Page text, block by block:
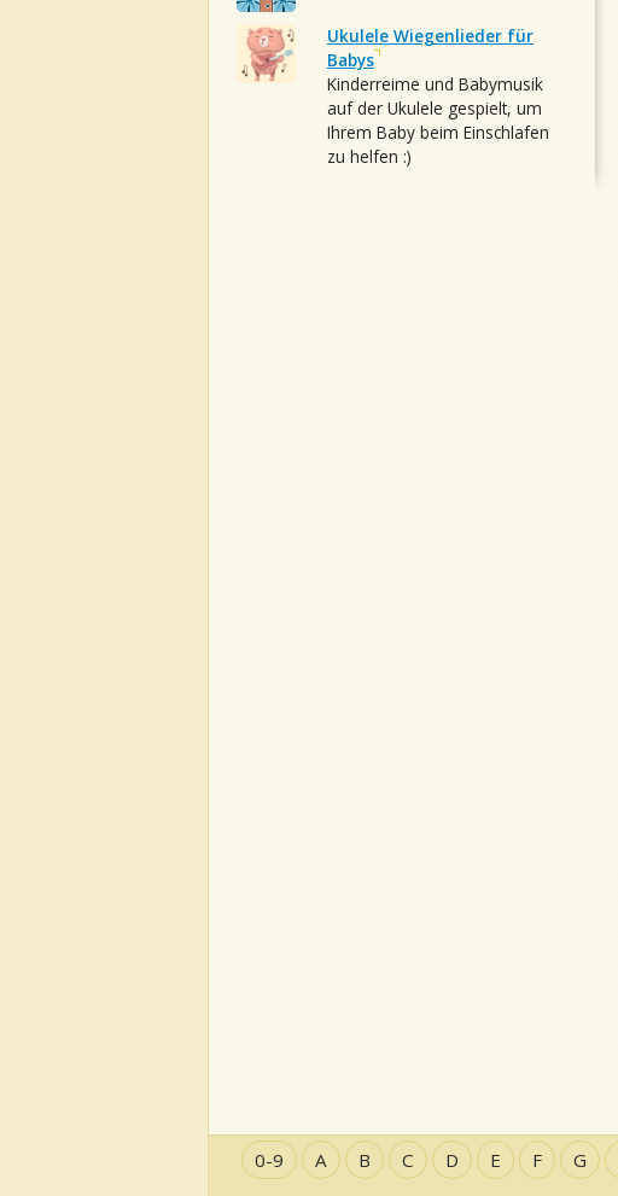
Ukulele Wiegenlieder für
Babys
Kinderreime und Babymusik
auf der Ukulele gespielt, um
Ihrem Baby beim Einschlafen
zu helfen :)
0-9 A B C D E F G